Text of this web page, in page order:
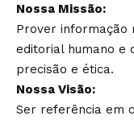
Nossa Missão:
Prover informação
editorial humano e
precisão e ética.
Nossa Visão:
Ser referência em